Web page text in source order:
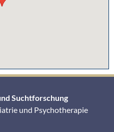
Suchtforschung
und Psychotherapie